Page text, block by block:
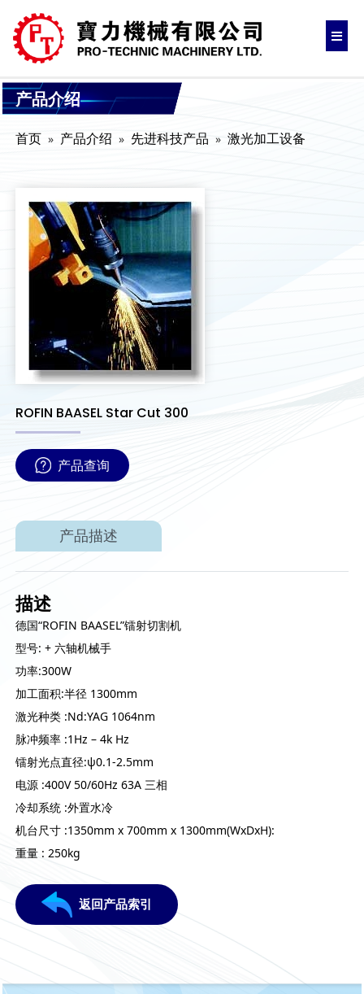
产品介绍
首页 产品介绍 先进科技产品 激光加工设备
ROFIN BAASEL Star Cut 300
产品查询
产品描述
描述
德国“ROFIN BAASEL”镭射切割机
型号: + 六轴机械手
功率:300W
加工面积:半径 1300mm
激光种类 :Nd:YAG 1064nm
脉冲频率 :1Hz – 4k Hz
镭射光点直径:ψ0.1-2.5mm
电源 :400V 50/60Hz 63A 三相
冷却系统 :外置水冷
机台尺寸 :1350mm x 700mm x 1300mm(WxDxH):
重量 : 250kg
返回产品索引